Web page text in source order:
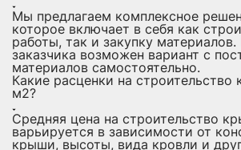
Мы предлагаем комплексное
которое включает в себя как
работы, так и закупку
заказчика возможен вариант с
материалов самостоятельно.
Какие расценки на
м2?
Средняя цена на строительство
варьируется в зависимости от
крыши, высоты, вида кровли и